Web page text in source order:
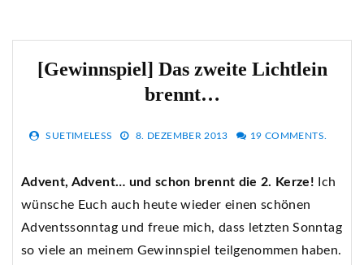
[Gewinnspiel] Das zweite Lichtlein
brennt…
SUETIMELESS 8. DEZEMBER 2013 19 COMMENTS.
Advent, Advent… und schon brennt die 2. Kerze!
Ich
wünsche Euch auch heute wieder einen schönen
Adventssonntag und freue mich, dass letzten Sonntag
so viele an meinem Gewinnspiel teilgenommen haben.